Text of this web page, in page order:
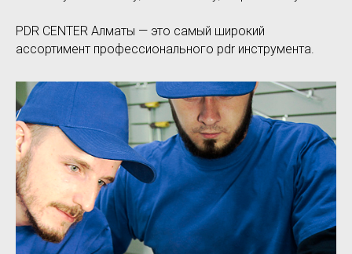
PDR CENTER Алматы — это самый широкий
ассортимент профессионального pdr инструмента.